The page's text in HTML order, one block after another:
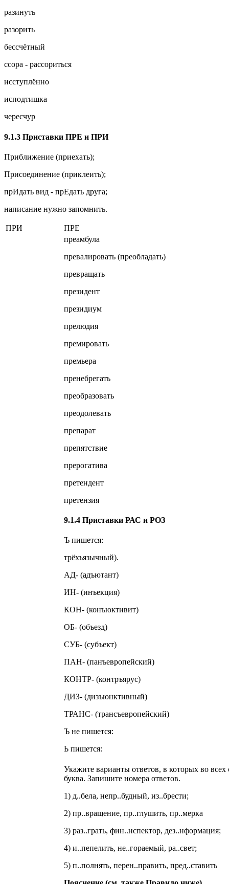
разинуть
разорить
бессчётный
ссора - рассориться
исступлённо
исподтишка
чересчур
9.1.3 Приставки ПРЕ и ПРИ
Приближение (приехать);
Присоединение (приклеить);
прИдать вид - прЕдать друга;
написание нужно запомнить.
ПРИ
ПРЕ
преамбула
превалировать (преобладать)
превращать
президент
президиум
прелюдия
премировать
премьера
пренебрегать
преобразовать
преодолевать
препарат
препятствие
прерогатива
претендент
претензия
9.1.4 Приставки РАС и РОЗ
Ъ пишется:
трёхъязычный).
АД- (адъютант)
ИН- (инъекция)
КОН- (конъюктивит)
ОБ- (объезд)
СУБ- (субъект)
ПАН- (панъевропейский)
КОНТР- (контръярус)
ДИЗ- (дизъюнктивный)
ТРАНС- (трансъевропейский)
Ъ не пишется:
Ь пишется:
Укажите варианты ответов, в которых во
буква. Запишите номера ответов.
1) д..бела, непр..будный, из..брести;
2) пр..вращение, пр..глушить, пр..мерка
3) раз..грать, фин..нспектор, дез..нформация;
4) и..пепелить, не..гораемый, ра..свет;
5) п..полнять, перен..править, пред..ставить